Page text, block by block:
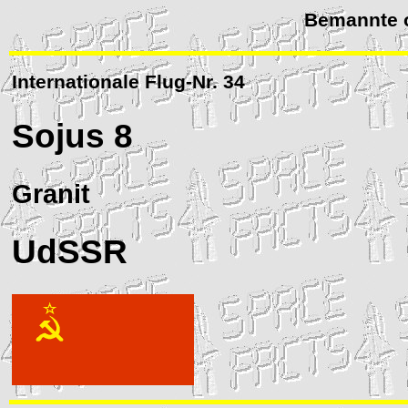
Bemannte
Internationale Flug-Nr. 34
Sojus 8
Granit
UdSSR